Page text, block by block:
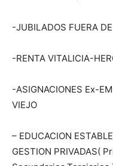
-JUBILADOS FUERA
-RENTA VITALICIA-
-ASIGNACIONES Ex-
VIEJO
– EDUCACION
GESTION PRIVADAS(